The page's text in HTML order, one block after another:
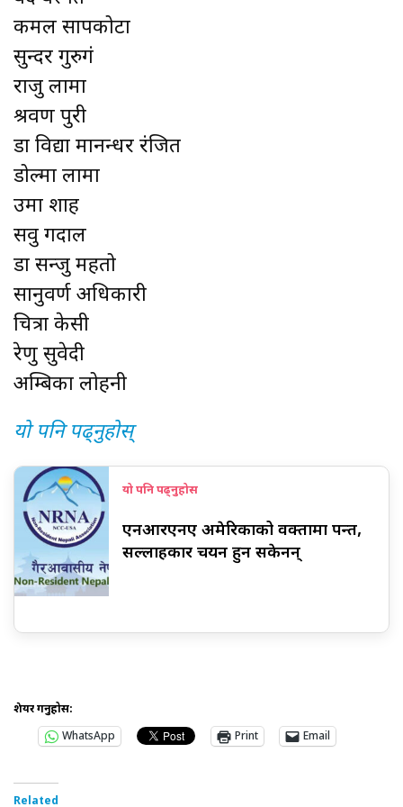
कमल सापकोटा
सुन्दर गुरुगं
राजु लामा
श्रवण पुरी
डा विद्या मानन्धर रंजित
डोल्मा लामा
उमा शाह
सवु गदाल
डा सन्जु महतो
सानुवर्ण अधिकारी
चित्रा केसी
रेणु सुवेदी
अम्बिका लोहनी
यो पनि पढ्नुहोस्
यो पनि पढ्नुहोस
एनआरएनए अमेरिकाको प्रवक्तामा पन्त,
सल्लाहकार चयन हुन सकेनन्
शेयर गर्नुहोस:
WhatsApp
Print Email
Related